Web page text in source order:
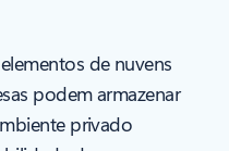
de nuvens
podem armazenar
privado